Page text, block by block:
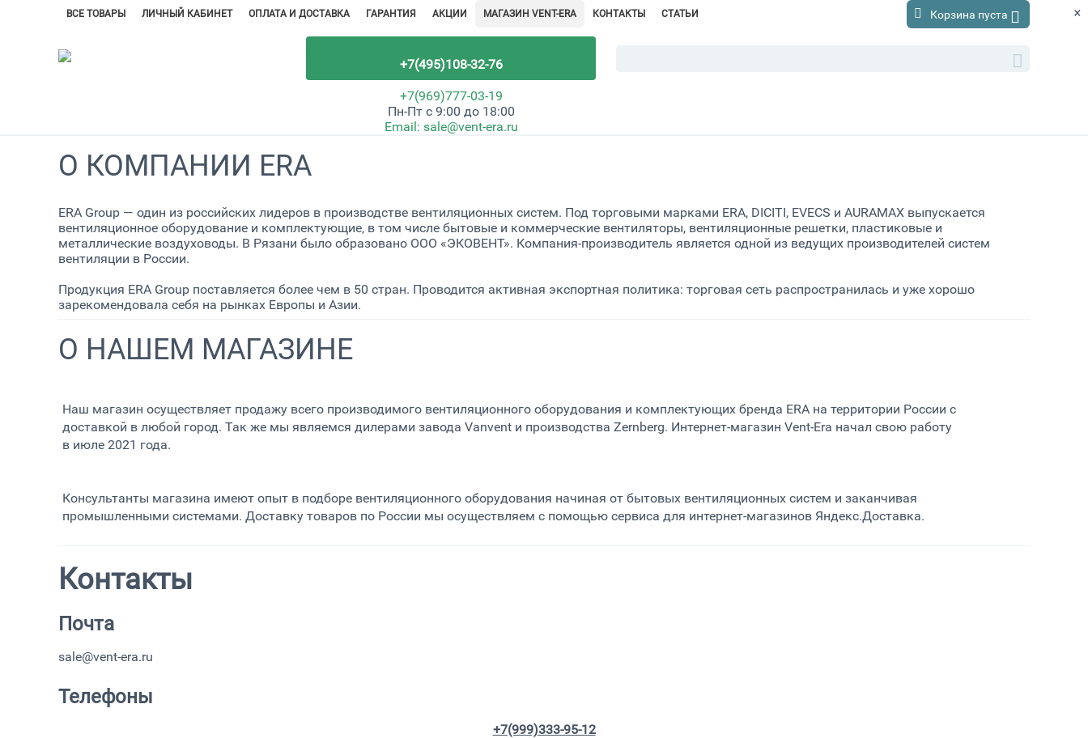
ВСЕ ТОВАРЫ ЛИЧНЫЙ КАБИНЕТ ОПЛАТА И ДОСТАВКА ГАРАНТИЯ АКЦИИ МАГАЗИН VENT-ERA КОНТАКТЫ СТАТЬИ Корзина пуста
+7(495)108-32-76
+7(969)777-03-19
Пн-Пт с 9:00 до 18:00
Email: sale@vent-era.ru
О КОМПАНИИ ERA
ERA Group — один из российских лидеров в производстве вентиляционных систем. Под торговыми марками ERA, DICITI, EVECS и AURAMAX выпускается
вентиляционное оборудование и комплектующие, в том числе бытовые и коммерческие вентиляторы, вентиляционные решетки, пластиковые и
металлические воздуховоды. В Рязани было образовано ООО «ЭКОВЕНТ». Компания-производитель является одной из ведущих производителей систем
вентиляции в России.
Продукция ERA Group поставляется более чем в 50 стран. Проводится активная экспортная политика: торговая сеть распространилась и уже хорошо
зарекомендовала себя на рынках Европы и Азии.
О НАШЕМ МАГАЗИНЕ
Наш магазин осуществляет продажу всего производимого вентиляционного оборудования и комплектующих бренда ERA на территории России с
доставкой в любой город. Так же мы являемся дилерами завода Vanvent и производства Zernberg. Интернет-магазин Vent-Era начал свою работу
в июле 2021 года.
Консультанты магазина имеют опыт в подборе вентиляционного оборудования начиная от бытовых вентиляционных систем и заканчивая
промышленными системами. Доставку товаров по России мы осуществляем с помощью сервиса для интернет-магазинов Яндекс.Доставка.
Контакты
Почта
sale@vent-era.ru
Телефоны
+7(999)333-95-12
×